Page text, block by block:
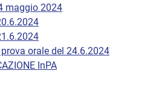
maggio 2024
orale del 24.6.2024
InPA